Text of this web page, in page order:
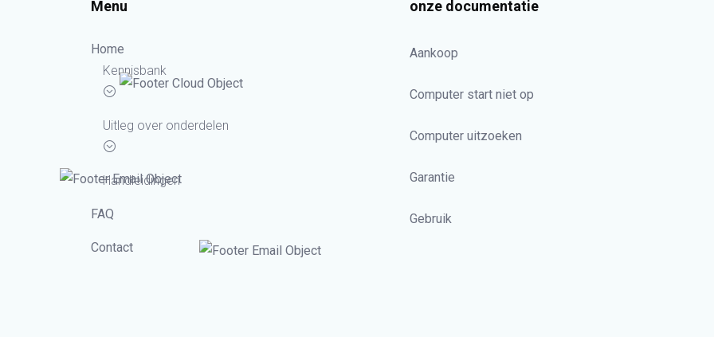
Menu
Home
Kennisbank
Uitleg over onderdelen
Handleidingen
FAQ
Contact
onze documentatie
Aankoop
Computer start niet op
Computer uitzoeken
Garantie
Gebruik